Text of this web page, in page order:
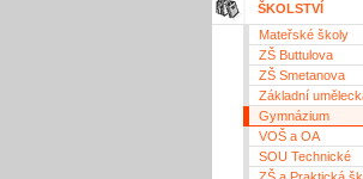
ŠKOLSTVÍ
Mateřské školy
ZŠ Buttulova
ZŠ Smetanova
Základní
Gymnázium
VOŠ a OA
SOU Technické